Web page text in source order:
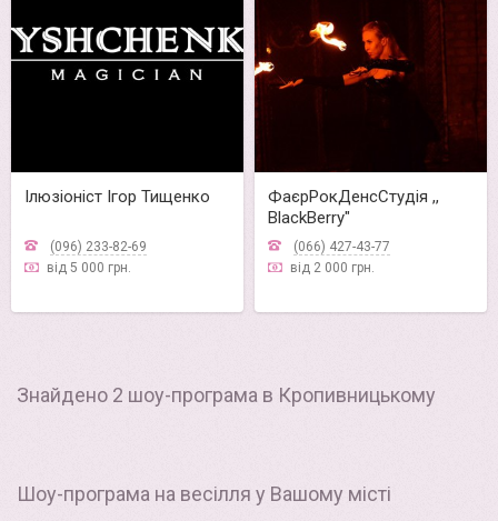
Ілюзіоніст Ігор Тищенко
(096) 233-82-69
від 5 000 грн.
ФаєрРокДенсСтудія ,,
BlackBerry"
(066) 427-43-77
від 2 000 грн.
Знайдено 2 шоу-програма в Кропивницькому
Шоу-програма на весілля у Вашому місті